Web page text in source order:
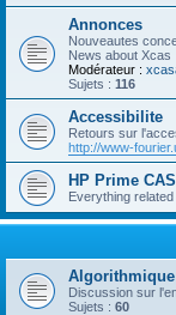
Annonces
Nouveautes
News about Xcas
Modérateur :
Sujets : 116
Accessibilite
Retours sur
http://www-
HP Prime CAS
Everything
Discussion sur
Sujets : 60